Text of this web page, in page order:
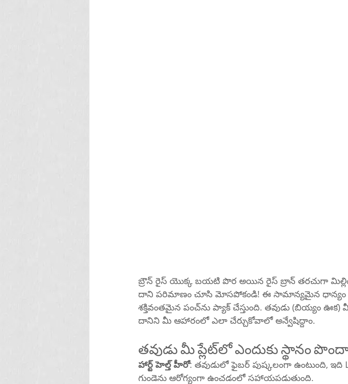
బ్రౌన్ రైస్ యొక్క బయటి పొర అయిన రైస్ బ్రాన్ తరచుగా
దాని పరిమాణం చూసి మోసపోకండి! ఈ సామాన్యమైన ధాన్యం
శక్తివంతమైన పంచ్‌ను ప్యాక్ చేస్తుంది. తవుడు (బియ్యం ఊక) మీ శ్రేయస్సును ఎలా పెంచుతుందో మరియు
దానిని మీ ఆహారంలో ఎలా చేర్చుకోవాలో అన్వేషిద్దాం.
తవుడు మీ ప్లేట్‌లో ఎందుకు స్థానం
హార్ట్ హెల్త్ హీరో: తవుడులో ఫైబర్ పుష్కలంగా ఉంటుంది, ఇది LDL
గుండెను ఆరోగ్యంగా ఉంచడంలో సహాయపడుతుంది.